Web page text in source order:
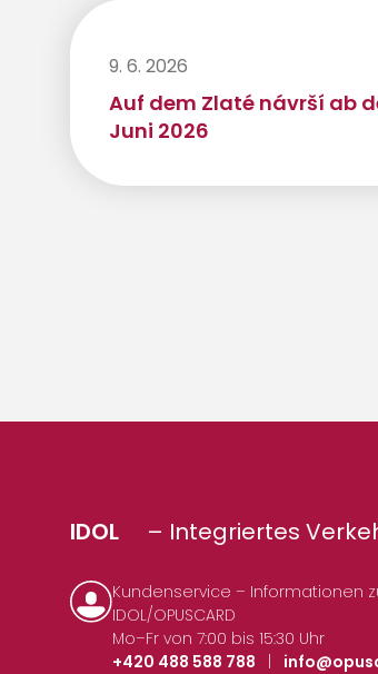
9. 6. 2026
Auf dem Zlaté návrší ab
Juni 2026
IDOL – Integriertes
Kundenservice – Informationen
IDOL/OPUSCARD
Mo–Fr von 7:00 bis 15:30 Uhr
+420 488 588 788
|